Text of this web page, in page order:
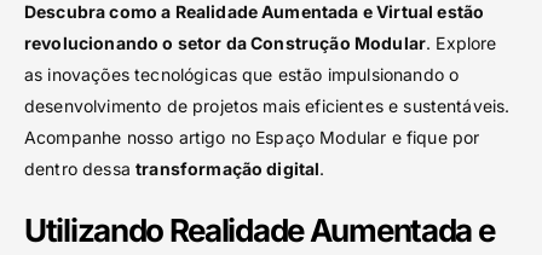
Descubra como a Realidade Aumentada e Virtual estão
revolucionando o setor da Construção Modular. Explore
as inovações tecnológicas que estão impulsionando o
desenvolvimento de projetos mais eficientes e sustentáveis.
Acompanhe nosso artigo no Espaço Modular e fique por
dentro dessatransformação digital.
Utilizando Realidade Aumentada e